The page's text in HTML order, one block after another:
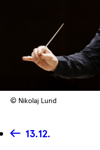
© Nikolaj Lund
13.12.